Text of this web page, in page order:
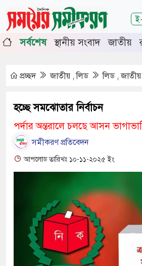
শিরোনাম
চুয়াডাঙ্গা-মেহেরপুরে জামায়াতের
সিনিয়র জেলা জজ রফিকুল ইসলাম
সর্বশেষ স্থানীয় সংবাদ জাতীয়
প্রচ্ছদ জাতীয় , লিড লিড , জাতীয়
হচ্ছে সমঝোতার নির্বাচন
পর্দার অন্তরালে চলছে আসন
সমীকরণ প্রতিবেদন
আপলোড তারিখঃ ১০-১১-২০২৫ ইং